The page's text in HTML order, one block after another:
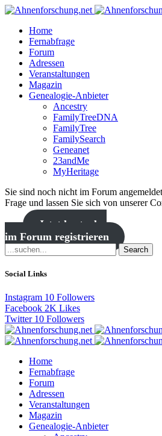
Home
Fernabfrage
Forum
Adressen
Veranstaltungen
Magazin
Genealogie-Anbieter
Ancestry
FamilyTreeDNA
FamilyTree
FamilySearch
Geneanet
23andMe
MyHeritage
Sie sind noch nicht im Forum
Frage und lassen Sie sich von unserer
Jetzt kostenlos
im Forum registrieren
Search
Social Links
Instagram 10 Followers
Facebook 2K Likes
Twitter 10 Followers
Home
Fernabfrage
Forum
Adressen
Veranstaltungen
Magazin
Genealogie-Anbieter